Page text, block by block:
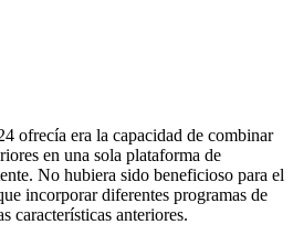
ofrecía era la capacidad de combinar
en una sola plataforma de
No hubiera sido beneficioso para el
incorporar diferentes programas de
características anteriores.